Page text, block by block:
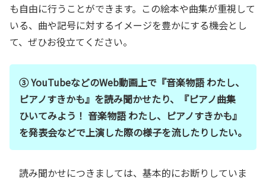
も自由に行うことができます。この絵本や曲集が重視して
いる、曲や記号に対するイメージを豊かにする機会とし
て、ぜひお役立てください。
③ YouTubeなどのWeb動画上で『音楽物語 わたし、
ピアノすきかも』を読み聞かせたり、『ピアノ曲集
ひいてみよう！ 音楽物語 わたし、ピアノすきかも』
を発表会などで上演した際の様子を流したりしたい。
読み聞かせにつきましては、基本的にお断りしていま